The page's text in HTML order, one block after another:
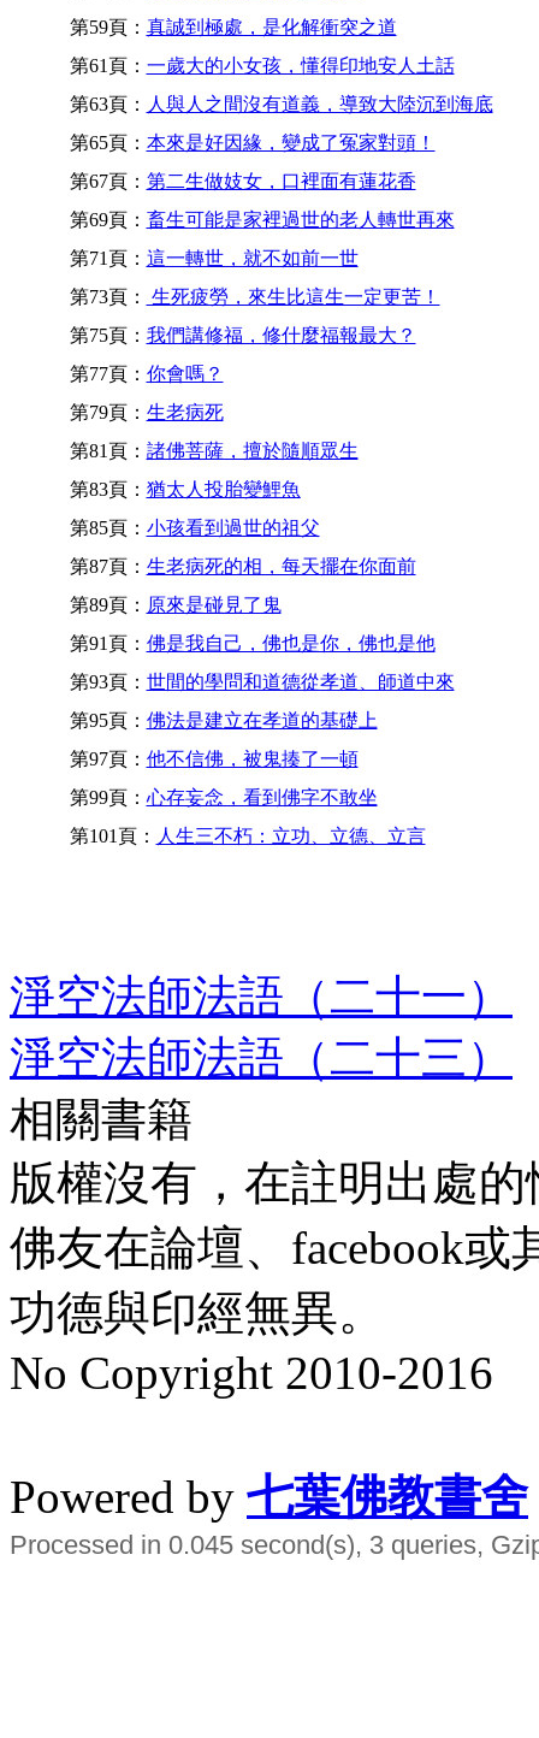
第59頁： 真誠到極處，是化解衝突之道
第61頁： 一歲大的小女孩，懂得印地安人土話
第63頁： 人與人之間沒有道義，導致大陸沉到海底
第65頁： 本來是好因緣，變成了冤家對頭！
第67頁： 第二生做妓女，口裡面有蓮花香
第69頁： 畜生可能是家裡過世的老人轉世再來
第71頁： 這一轉世，就不如前一世
第73頁：
生死疲勞，來生比這生一定更苦！
第75頁： 我們講修福，修什麼福報最大？
第77頁： 你會嗎？
第79頁： 生老病死
第81頁： 諸佛菩薩，擅於隨順眾生
第83頁： 猶太人投胎變鯉魚
第85頁： 小孩看到過世的祖父
第87頁： 生老病死的相，每天擺在你面前
第89頁： 原來是碰見了鬼
第91頁： 佛是我自己，佛也是你，佛也是他
第93頁： 世間的學問和道德從孝道、師道中來
第95頁： 佛法是建立在孝道的基礎上
第97頁： 他不信佛，被鬼揍了一頓
第99頁： 心存妄念，看到佛字不敢坐
第101頁： 人生三不朽：立功、立德、立言
淨空法師法語（二十一）
淨空法師法語（二十三）
相關書籍
版權沒有，在註明出處
佛友在論壇、facebook
功德與印經無異。
No Copyright 2010-2016
Powered by 七葉佛教書舍
Processed in 0.045 second(s), 3 queries,